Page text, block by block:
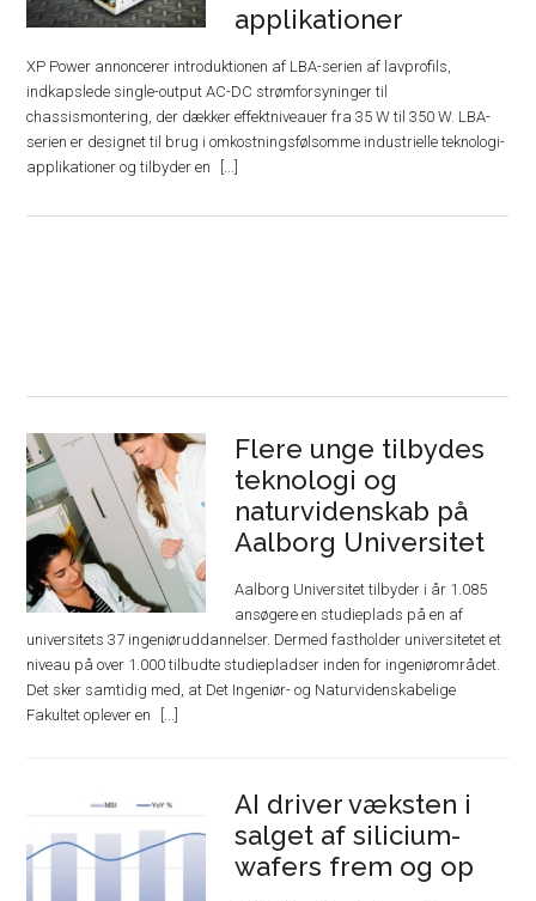
applikationer
XP Power annoncerer introduktionen af ​​LBA-serien af ​​lavprofils,
indkapslede single-output AC-DC strømforsyninger til
chassismontering, der dækker effektniveauer fra 35 W til 350 W. LBA-
serien er designet til brug i omkostningsfølsomme industrielle teknologi-
applikationer og tilbyder en
Flere unge tilbydes
teknologi og
naturvidenskab på
Aalborg Universitet
Aalborg Universitet tilbyder i år 1.085
ansøgere en studieplads på en af
universitets 37 ingeniøruddannelser. Dermed fastholder universitetet et
niveau på over 1.000 tilbudte studiepladser inden for ingeniørområdet.
Det sker samtidig med, at Det Ingeniør- og Naturvidenskabelige
Fakultet oplever en
AI driver væksten i
salget af silicium-
wafers frem og op